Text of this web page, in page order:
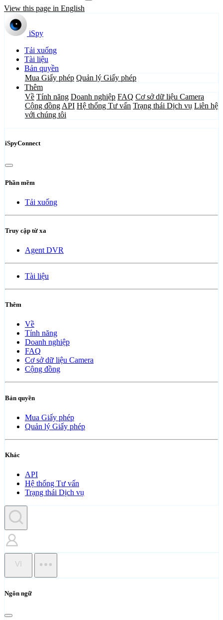
View this page in English
iSpy
Tải xuống
Tài liệu
Bản quyền
Mua Giấy phép Quản lý Giấy phép
Thêm
Về Tính năng Doanh nghiệp FAQ Cơ sở dữ liệu Camera
Cộng đồng API Hệ thống Tư vấn Trạng thái Dịch vụ Liên hệ
với chúng tôi
iSpyConnect
Phần mềm
Tải xuống
Truy cập từ xa
Agent DVR
Tài liệu
Thêm
Về
Tính năng
Doanh nghiệp
FAQ
Cơ sở dữ liệu Camera
Cộng đồng
Bản quyền
Mua Giấy phép
Quản lý Giấy phép
Khác
API
Hệ thống Tư vấn
Trạng thái Dịch vụ
VI
Ngôn ngữ